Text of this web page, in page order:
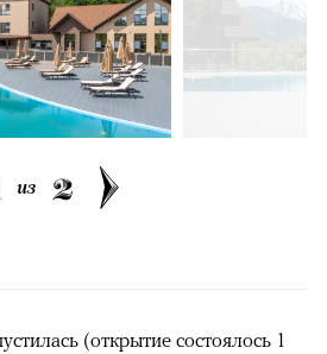
из 2
(открытие состоялось 1